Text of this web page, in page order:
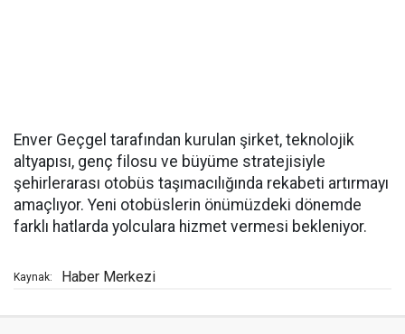
Enver Geçgel tarafından kurulan şirket, teknolojik
altyapısı, genç filosu ve büyüme stratejisiyle
şehirlerarası otobüs taşımacılığında rekabeti artırmayı
amaçlıyor. Yeni otobüslerin önümüzdeki dönemde
farklı hatlarda yolculara hizmet vermesi bekleniyor.
Kaynak: Haber Merkezi